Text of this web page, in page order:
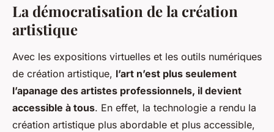
La démocratisation de la création
artistique
Avec les expositions virtuelles et les outils numériques
de création artistique, l’art n’est plus seulement
l’apanage des artistes professionnels, il devient
accessible à tous. En effet, la technologie a rendu la
création artistique plus abordable et plus accessible,